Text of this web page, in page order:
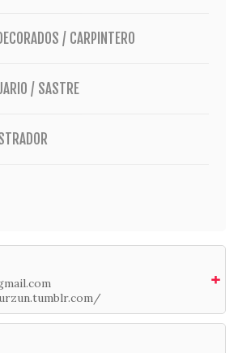
/ CARPINTERO
/ SASTRE